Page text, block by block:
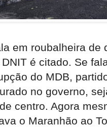
em roubalheira de
é citado. Se
do MDB,
no governo,
centro. Agora
o Maranhão ao